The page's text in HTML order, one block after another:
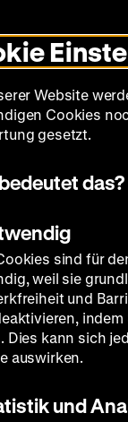
Website
Cookies
gesetzt.
das?
sind für
weil sie
und
Dies kann sich
auswirken.
und